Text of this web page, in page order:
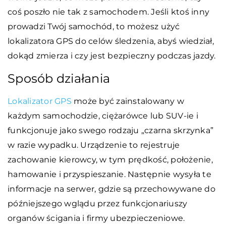
coś poszło nie tak z samochodem. Jeśli ktoś inny
prowadzi Twój samochód, to możesz użyć
lokalizatora GPS do celów śledzenia, abyś wiedział,
dokąd zmierza i czy jest bezpieczny podczas jazdy.
Sposób działania
Lokalizator GPS może być zainstalowany w
każdym samochodzie, ciężarówce lub SUV-ie i
funkcjonuje jako swego rodzaju „czarna skrzynka”
w razie wypadku. Urządzenie to rejestruje
zachowanie kierowcy, w tym prędkość, położenie,
hamowanie i przyspieszanie. Następnie wysyła te
informacje na serwer, gdzie są przechowywane do
późniejszego wglądu przez funkcjonariuszy
organów ścigania i firmy ubezpieczeniowe.